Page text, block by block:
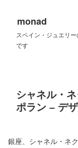
monad
スペイン・ジュエリ
です
シャネル・
ポラン – デ
銀座、シャネル・ネ